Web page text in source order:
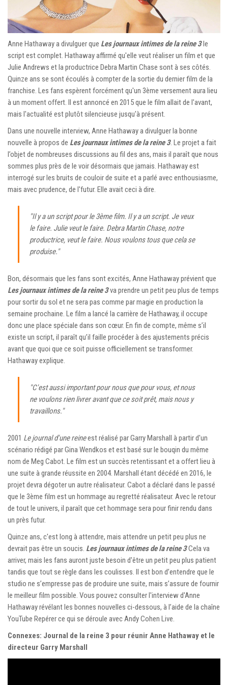
Anne Hathaway a divulguer que Les journaux intimes de la reine 3le
script est complet. Hathaway affirmé qu'elle veut réaliser un film et que
Julie Andrews et la productrice Debra Martin Chase sont à ses côtés.
Quinze ans se sont écoulés à compter de la sortie du dernier film de la
franchise. Les fans espèrent forcément qu'un 3ème versement aura lieu
à un moment offert. Il est annoncé en 2015 que le film allait de l'avant,
mais l'actualité est plutôt silencieuse jusqu'à présent.
Dans une nouvelle interview, Anne Hathaway a divulguer la bonne
nouvelle à propos de Les journaux intimes de la reine 3. Le projet a fait
l’objet de nombreuses discussions au fil des ans, mais il paraît que nous
sommes plus près de le voir désormais que jamais. Hathaway est
interrogé sur les bruits de couloir de suite et a parlé avec enthousiasme,
mais avec prudence, de l'futur. Elle avait ceci à dire.
"Il y a un script pour le 3ème film. Il y a un script. Je veux
le faire. Julie veut le faire. Debra Martin Chase, notre
productrice, veut le faire. Nous voulons tous que cela se
produise."
Bon, désormais que les fans sont excités, Anne Hathaway prévient que
Les journaux intimes de la reine 3va prendre un petit peu plus de temps
pour sortir du sol et ne sera pas comme par magie en production la
semaine prochaine. Le film a lancé la carrière de Hathaway, il occupe
donc une place spéciale dans son cœur. En fin de compte, même s’il
existe un script, il paraît qu’il faille procéder à des ajustements précis
avant que quoi que ce soit puisse officiellement se transformer.
Hathaway explique.
"C'est aussi important pour nous que pour vous, et nous
ne voulons rien livrer avant que ce soit prêt, mais nous y
travaillons."
2001 Le journal d'une reineest réalisé par Garry Marshall à partir d'un
scénario rédigé par Gina Wendkos et est basé sur le bouqin du même
nom de Meg Cabot. Le film est un succès retentissant et a offert lieu à
une suite à grande réussite en 2004. Marshall étant décédé en 2016, le
projet devra dégoter un autre réalisateur. Cabot a déclaré dans le passé
que le 3ème film est un hommage au regretté réalisateur. Avec le retour
de tout le univers, il paraît que cet hommage sera pour finir rendu dans
un près futur.
Quinze ans, c'est long à attendre, mais attendre un petit peu plus ne
devrait pas être un soucis. Les journaux intimes de la reine 3Cela va
arriver, mais les fans auront juste besoin d'être un petit peu plus patient
tandis que tout se règle dans les coulisses. Il est bon d’entendre que le
studio ne s’empresse pas de produire une suite, mais s’assure de fournir
le meilleur film possible. Vous pouvez consulter l'interview d'Anne
Hathaway révélant les bonnes nouvelles ci-dessous, à l’aide de la chaîne
YouTube Repérer ce qui se déroule avec Andy Cohen Live.
Connexes: Journal de la reine 3 pour réunir Anne Hathaway et le
directeur Garry Marshall